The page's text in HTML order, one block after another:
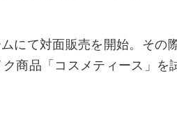
にて対面販売を開始。その
商品「コスメティース」を